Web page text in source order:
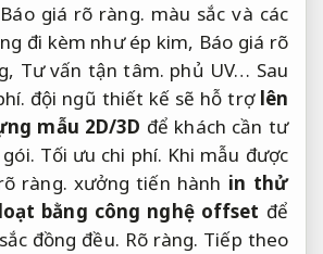
Báo giá rõ ràng. màu sắc và các
đi kèm như ép kim, Báo giá rõ
Tư vấn tận tâm. phủ UV… Sau
đội ngũ thiết kế sẽ hỗ trợ lên
mẫu 2D/3D để khách cần tư
gói. Tối ưu chi phí. Khi mẫu được
ràng. xưởng tiến hành in thử
bằng công nghệ offset để
đồng đều. Rõ ràng. Tiếp theo